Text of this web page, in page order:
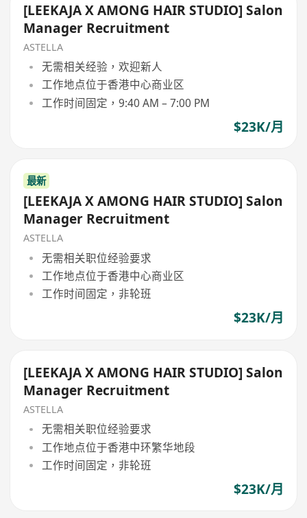
[LEEKAJA X AMONG HAIR STUDIO] Salon
Manager Recruitment
ASTELLA
无需相关经验，欢迎新人
工作地点位于香港中心商业区
工作时间固定，9:40 AM – 7:00 PM
$23K/月
最新
[LEEKAJA X AMONG HAIR STUDIO] Salon
Manager Recruitment
ASTELLA
无需相关职位经验要求
工作地点位于香港中心商业区
工作时间固定，非轮班
$23K/月
[LEEKAJA X AMONG HAIR STUDIO] Salon
Manager Recruitment
ASTELLA
无需相关职位经验要求
工作地点位于香港中环繁华地段
工作时间固定，非轮班
$23K/月